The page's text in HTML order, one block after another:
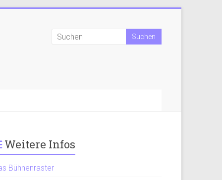
Weitere Infos
Bühnenraster